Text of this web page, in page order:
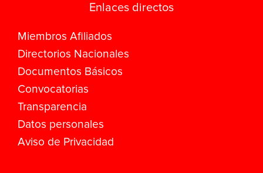
Enlaces directos
Miembros Afiliados
Directorios Nacionales
Documentos Básicos
Convocatorias
Transparencia
Datos personales
Aviso de Privacidad